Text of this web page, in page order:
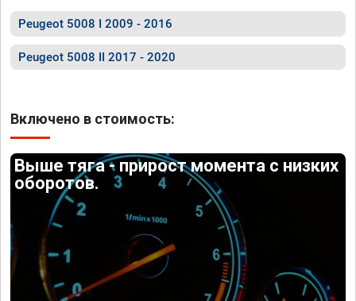
Peugeot 5008 I 2009 - 2016
Peugeot 5008 II 2017 - 2020
Включено в стоимость:
Выше тяга - прирост момента с низких
оборотов.